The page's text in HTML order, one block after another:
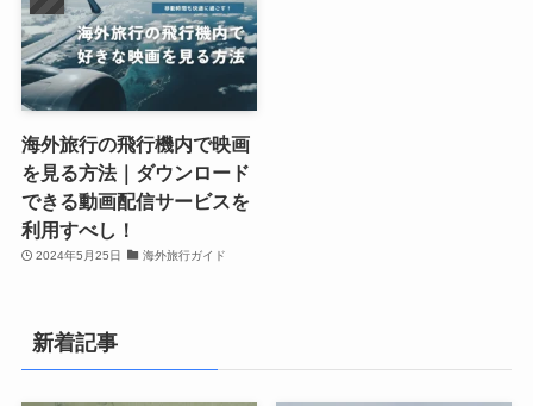
海外旅行の飛行機内で映画
を見る方法｜ダウンロード
できる動画配信サービスを
利用すべし！
2024年5月25日 海外旅行ガイド
新着記事